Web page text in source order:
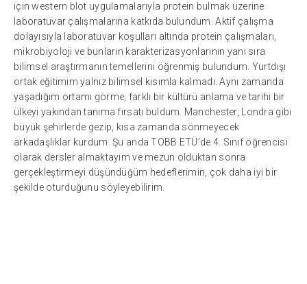
için western blot uygulamalarıyla protein bulmak üzerine
laboratuvar çalışmalarına katkıda bulundum. Aktif çalışma
dolayısıyla laboratuvar koşulları altında protein çalışmaları,
mikrobiyoloji ve bunların karakterizasyonlarının yanı sıra
bilimsel araştırmanın temellerini öğrenmiş bulundum. Yurtdışı
ortak eğitimim yalnız bilimsel kısımla kalmadı. Aynı zamanda
yaşadığım ortamı görme, farklı bir kültürü anlama ve tarihi bir
ülkeyi yakından tanıma fırsatı buldum. Manchester, Londra gibi
büyük şehirlerde gezip, kısa zamanda sönmeyecek
arkadaşlıklar kurdum. Şu anda TOBB ETÜ’de 4. Sınıf öğrencisi
olarak dersler almaktayım ve mezun olduktan sonra
gerçekleştirmeyi düşündüğüm hedeflerimin, çok daha iyi bir
şekilde oturduğunu söyleyebilirim.